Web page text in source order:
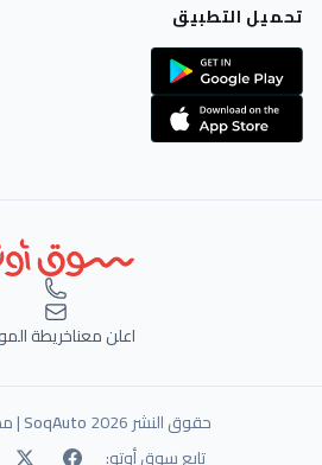
تحميل التطبيق
اعلن معناخريطة
حقوق النشر 2026 SoqAuto
|
تابع سوق أوتو: